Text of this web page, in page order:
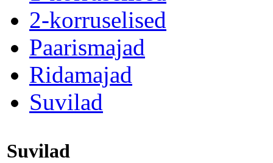
2-korruselised
Paarismajad
Ridamajad
Suvilad
Suvilad